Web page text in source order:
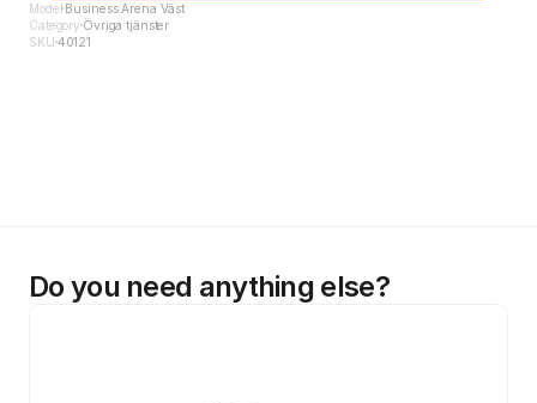
Model Business Arena Väst
Category Övriga tjänster
SKU 40121
Do you need anything else?